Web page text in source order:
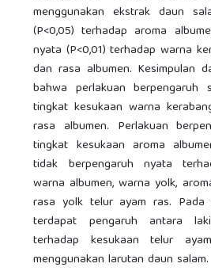
menggunakan ekstrak daun
(P<0,05) terhadap aroma
nyata (P<0,01) terhadap warna
dan rasa albumen. Kesimpulan
bahwa perlakuan berpengaruh
tingkat kesukaan warna
rasa albumen. Perlakuan
tingkat kesukaan aroma
tidak berpengaruh nyata
warna albumen, warna yolk,
rasa yolk telur ayam ras. Pada
terdapat pengaruh antara
terhadap kesukaan telur
menggunakan larutan daun salam.